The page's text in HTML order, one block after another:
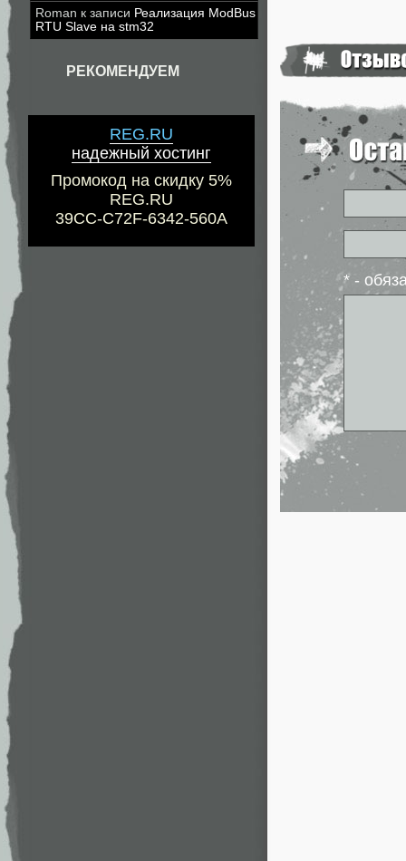
Roman к записи Реализация ModBus
RTU Slave на stm32
РЕКОМЕНДУЕМ
REG.RU
надежный хостинг
Промокод на скидку 5%
REG.RU
39CC-C72F-6342-560A
* -